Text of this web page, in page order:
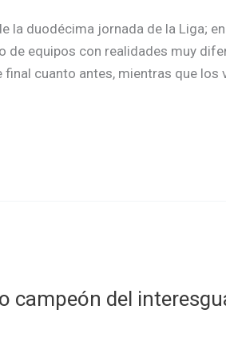
la duodécima jornada de la Liga;
de equipos con realidades muy
cuanto antes, mientras que los
campeón del